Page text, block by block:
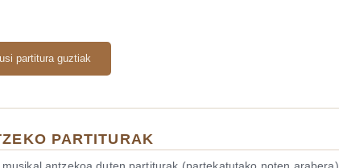
partitura guztiak
PARTITURAK